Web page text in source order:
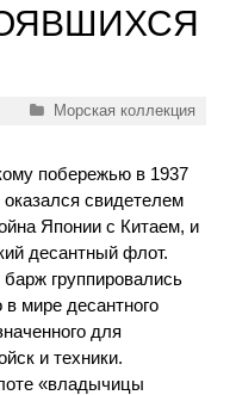
Рубрики
Морская коллекция
побережью в 1937
свидетелем
Японии с Китаем, и
десантный флот.
группировались
мире десантного
для
и техники.
«владычицы